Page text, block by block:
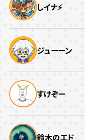
しイナ⚡
ジューーン
すけぞー
鈴木のエド